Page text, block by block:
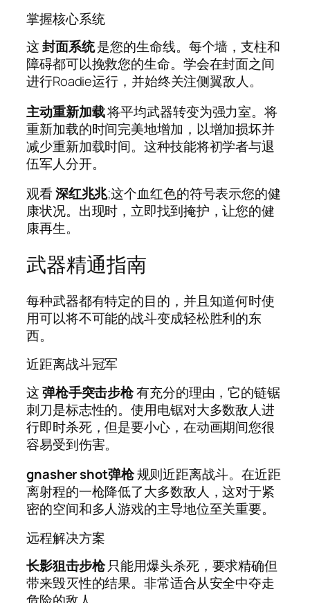
掌握核心系统
这封面系统是您的生命线。每个墙，支柱和
障碍都可以挽救您的生命。学会在封面之间
进行Roadie运行，并始终关注侧翼敌人。
主动重新加载将平均武器转变为强力室。将
重新加载的时间完美地增加，以增加损坏并
减少重新加载时间。这种技能将初学者与退
伍军人分开。
观看深红兆兆;这个血红色的符号表示您的健
康状况。出现时，立即找到掩护，让您的健
康再生。
武器精通指南
每种武器都有特定的目的，并且知道何时使
用可以将不可能的战斗变成轻松胜利的东
西。
近距离战斗冠军
这弹枪手突击步枪有充分的理由，它的链锯
刺刀是标志性的。使用电锯对大多数敌人进
行即时杀死，但是要小心，在动画期间您很
容易受到伤害。
gnasher shot弹枪规则近距离战斗。在近距
离射程的一枪降低了大多数敌人，这对于紧
密的空间和多人游戏的主导地位至关重要。
远程解决方案
长影狙击步枪只能用爆头杀死，要求精确但
带来毁灭性的结果。非常适合从安全中夺走